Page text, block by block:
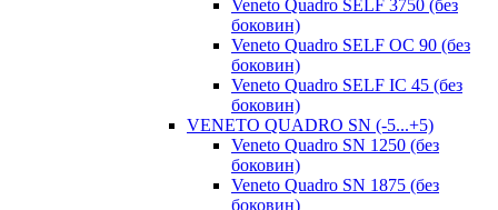
Veneto Quadro SELF 3750 (без
боковин)
Veneto Quadro SELF OC 90 (без
боковин)
Veneto Quadro SELF IC 45 (без
боковин)
VENETO QUADRO SN (-5...+5)
Veneto Quadro SN 1250 (без
боковин)
Veneto Quadro SN 1875 (без
боковин)